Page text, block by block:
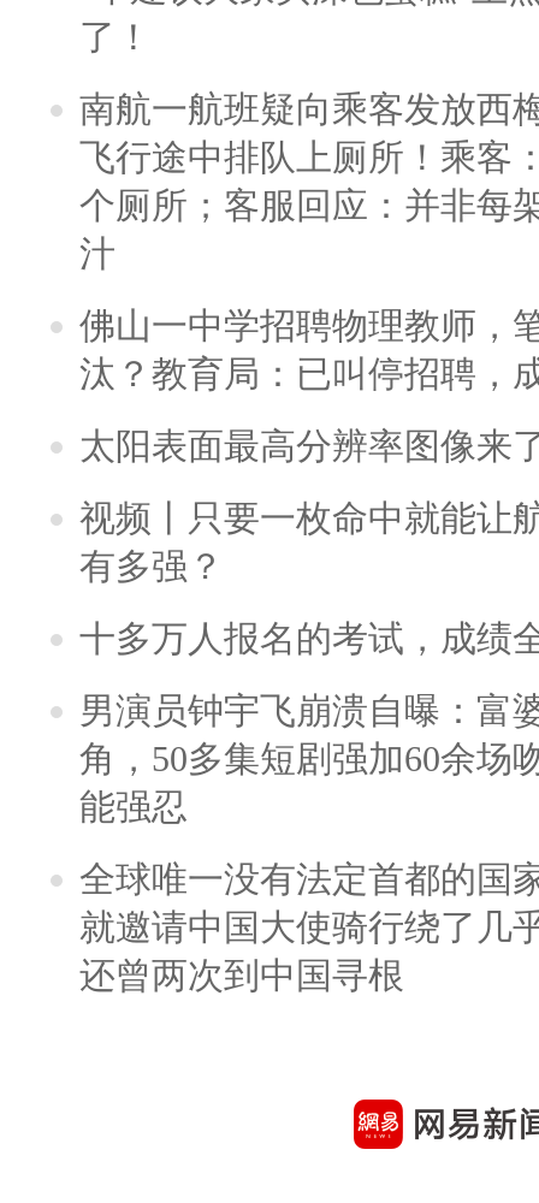
了！
南航一航班疑向乘客发放西
飞行途中排队上厕所！乘客
个厕所；客服回应：并非每
汁
佛山一中学招聘物理教师，
汰？教育局：已叫停招聘，
太阳表面最高分辨率图像来
视频丨只要一枚命中就能让
有多强？
十多万人报名的考试，成绩
男演员钟宇飞崩溃自曝：富
角，50多集短剧强加60余场
能强忍
全球唯一没有法定首都的国
就邀请中国大使骑行绕了几
还曾两次到中国寻根